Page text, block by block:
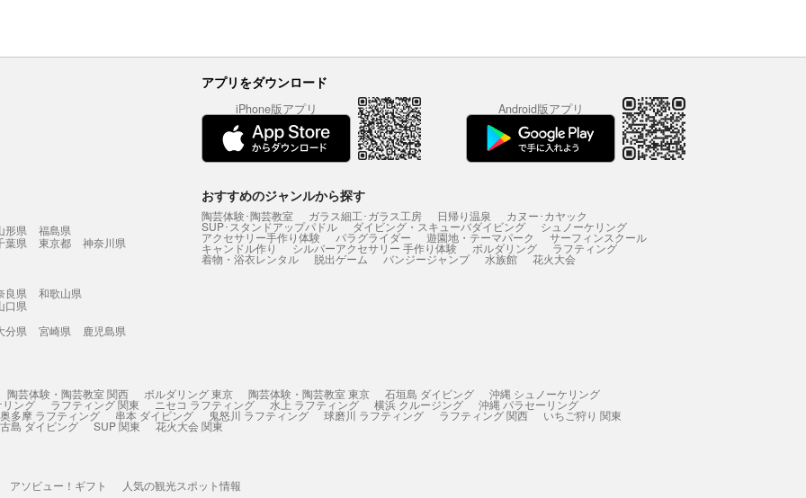
アプリをダウンロード
iPhone版アプリ Android版アプリ
形県
福島県
葉県 東京都
神奈川県
良県
和歌山県
口県
分県 宮崎県
鹿児島県
おすすめのジャンルから探す
陶芸体験･陶芸教室 ガラス細工･ガラス工房 日帰り温泉 カヌー･カヤック
SUP･スタンドアップパドル ダイビング・スキューバダイビング シュノーケリング
アクセサリー手作り体験 パラグライダー 遊園地・テーマパーク サーフィンスクール
キャンドル作り シルバーアクセサリー 手作り体験 ボルダリング ラフティング
着物・浴衣レンタル 脱出ゲーム バンジージャンプ 水族館 花火大会
陶芸体験・陶芸教室 関西 ボルダリング 東京 陶芸体験・陶芸教室 東京 石垣島 ダイビング 沖縄 シュノーケリング
ング ラフティング 関東 ニセコ ラフティング 水上 ラフティング 横浜 クルージング 沖縄 パラセーリング
奥多摩 ラフティング 串本 ダイビング 鬼怒川 ラフティング 球磨川 ラフティング ラフティング 関西 いちご狩り 関東
島 ダイビング SUP 関東 花火大会 関東
アソビュー！ギフト 人気の観光スポット情報